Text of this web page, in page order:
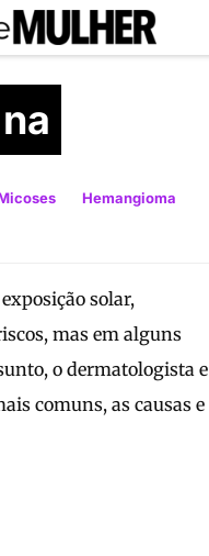
Hemangioma
solar,
mas em alguns
o dermatologista e
comuns, as causas e